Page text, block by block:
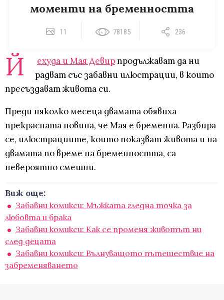
моменти на бременността
11 78185 236
Й ехуда и Мая Девирпродължават да ни
радват със забавни илюстрации, в които
пресъздават живота си.
Преди няколко месеца двамата обявиха
прекрасната новина, че Мая е бременна. Разбира
се, илюстрациите, които показват живота и на
двамата по време на бременността, са
невероятно смешни.
Виж още:
Забавни комикси: Мъжката гледна точка за
любовта и брака
Забавни комикси: Как се променя животът ни
след децата
Забавни комикси: Вълнуващото пътешествие на
забременяването